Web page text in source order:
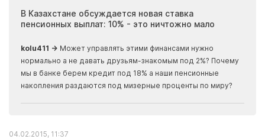
В Казахстане обсуждается новая ставка
пенсионных выплат: 10% - это ничтожно мало
kolu411 → Может управлять этими финансами нужно
нормально а не давать друзьям-знакомым под 2%? Почему
мы в банке берем кредит под 18% а наши пенсионные
накопления раздаются под мизерные проценты по миру?
04.02.2015, 11:37